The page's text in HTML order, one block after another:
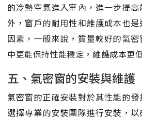
的冷熱空氣進入室內，進一步提
外，窗戶的耐用性和維護成本也
因素，一般來說，質量較好的氣
中更能保持性能穩定，維護成本更
五、氣密窗的安裝與維護
氣密窗的正確安裝對於其性能的
選擇專業的安裝團隊進行安裝，